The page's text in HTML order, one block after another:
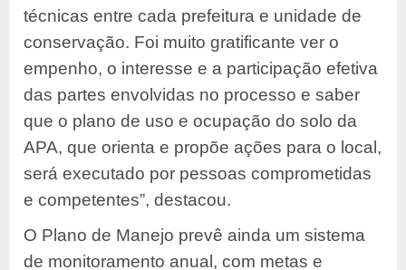
técnicas entre cada prefeitura e unidade de
conservação. Foi muito gratificante ver o
empenho, o interesse e a participação efetiva
das partes envolvidas no processo e saber
que o plano de uso e ocupação do solo da
APA, que orienta e propõe ações para o local,
será executado por pessoas comprometidas
e competentes”, destacou.
O Plano de Manejo prevê ainda um sistema
de monitoramento anual, com metas e